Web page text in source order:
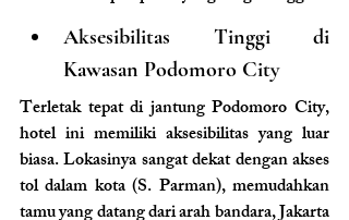
Aksesibilitas Tinggi di
Kawasan Podomoro City
Terletak tepat di jantung Podomoro City,
hotel ini memiliki aksesibilitas yang luar
biasa. Lokasinya sangat dekat dengan akses
tol dalam kota (S. Parman), memudahkan